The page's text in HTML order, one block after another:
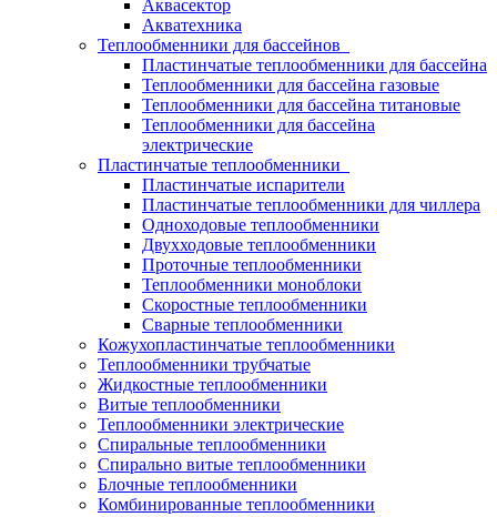
Аквасектор
Акватехника
Теплообменники для бассейнов
Пластинчатые теплообменники для бассейна
Теплообменники для бассейна газовые
Теплообменники для бассейна титановые
Теплообменники для бассейна
электрические
Пластинчатые теплообменники
Пластинчатые испарители
Пластинчатые теплообменники для чиллера
Одноходовые теплообменники
Двухходовые теплообменники
Проточные теплообменники
Теплообменники моноблоки
Скоростные теплообменники
Сварные теплообменники
Кожухопластинчатые теплообменники
Теплообменники трубчатые
Жидкостные теплообменники
Витые теплообменники
Теплообменники электрические
Спиральные теплообменники
Спирально витые теплообменники
Блочные теплообменники
Комбинированные теплообменники